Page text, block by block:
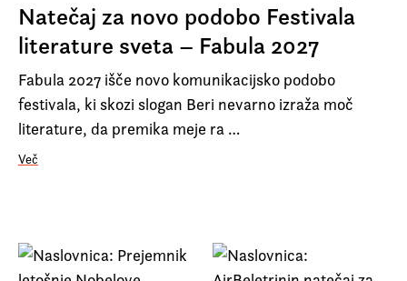
O nas
Beletrinini projekti
Kontakt
Prijava na e-novice
Natečaj za novo podobo Festivala
literature sveta – Fabula 2027
Fabula 2027 išče novo komunikacijsko podobo
festivala, ki skozi slogan Beri nevarno izraža moč
literature, da premika meje ra …
Več